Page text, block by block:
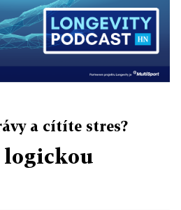
a cítíte stres?
logickou